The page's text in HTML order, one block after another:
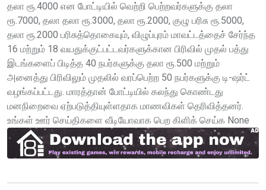
தலா ரூ.4000 என போட்டியில் வெற்றி பெற்றவர்களுக்கு தலா
ரூ.7000, தலா தலா ரூ.3000, தலா ரூ.2000, குழு பரிசு ரூ.5000,
தலா ரூ.2000 பரிசுத்தொகையும், விழுப்புரம் மாவட்டத்தைச் சேர்ந்த
16 மற்றும் 18 வயதுக்குட்பட்டவர்களுக்கான பிரிவில் முதல் பத்து
இடங்களைப் பிடித்த 40 நபர்களுக்கு தலா ரூ.500 மற்றும்
அனைத்து பிரிவிலும் முதலில் வரப்பெற்ற 50 நபர்களுக்கு டி-ஷர்ட்
வழங்கப்பட்டது. மாரத்தான் போட்டியில் கலந்து கொண்டது
மனநிறைவை ஏற்படுத்தியுள்ளதாக மாணவிகள் தெரிவித்தனர்.
உங்கள் ஊர் செய்திகளை வீடியோவாக பெற கிளிக் செய்க None